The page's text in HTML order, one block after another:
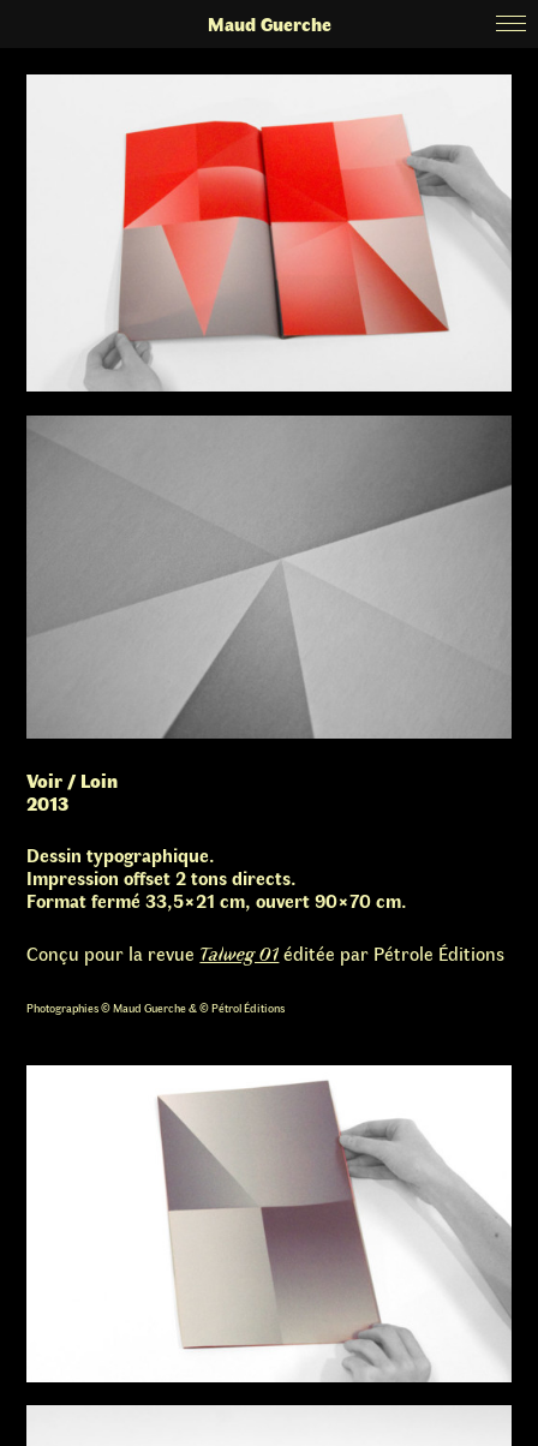
Maud Guerche
Voir / Loin
2013
Dessin typographique.
Impression offset 2 tons directs.
Format fermé 33,5×21 cm, ouvert 90×70 cm.
Conçu pour la revue Talweg 01éditée par Pétrole Éditions
Photographies © Maud Guerche & © Pétrol Éditions